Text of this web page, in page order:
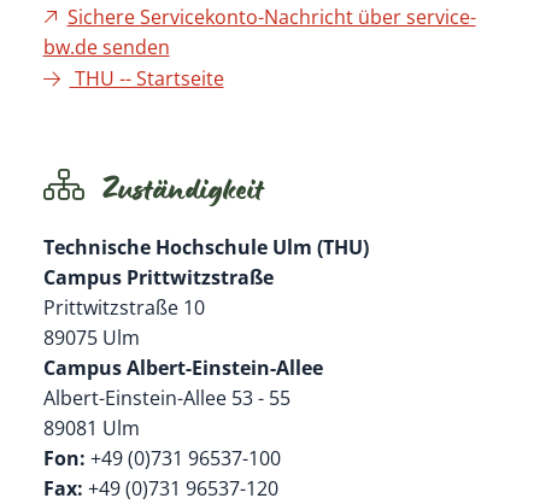
Sichere Servicekonto-Nachricht über service-
bw.de senden
THU -- Startseite
Zuständigkeit
Technische Hochschule Ulm (THU)
Campus Prittwitzstraße
Prittwitzstraße 10
89075 Ulm
Campus Albert-Einstein-Allee
Albert-Einstein-Allee 53 - 55
89081 Ulm
Fon: +49 (0)731 96537-100
Fax: +49 (0)731 96537-120